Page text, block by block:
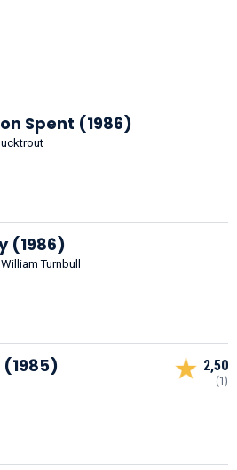
Spent (1986)
(1986)
William Turnbull
(1985) 2,50
(1)